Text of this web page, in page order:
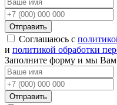
Отправить
Соглашаюсь с
и политикой обработки
Заполните форму и мы Вам
Отправить